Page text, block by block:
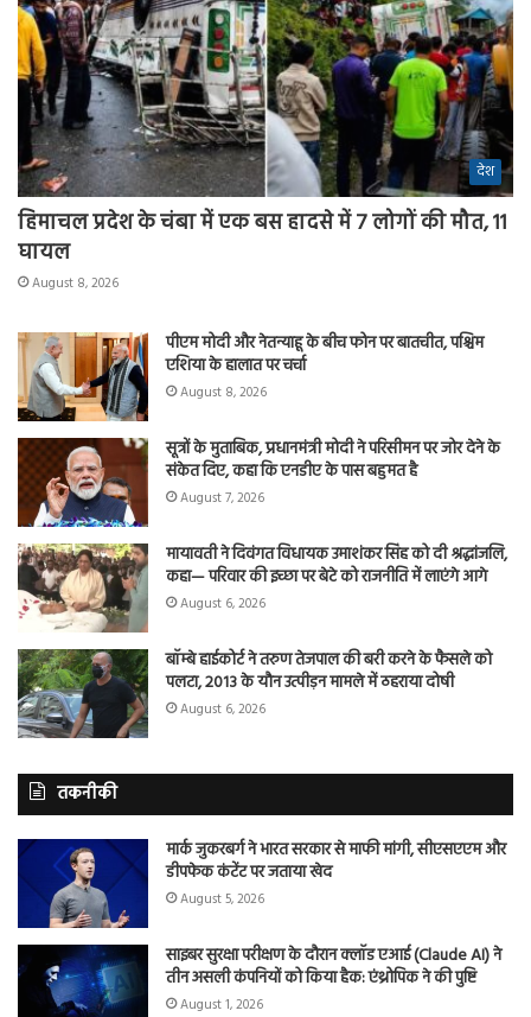
देश
हिमाचल प्रदेश के चंबा में एक बस हादसे में 7 लोगों की मौत, 11
घायल
August 8, 2026
पीएम मोदी और नेतन्याहू के बीच फोन पर बातचीत, पश्चिम
एशिया के हालात पर चर्चा
August 8, 2026
सूत्रों के मुताबिक, प्रधानमंत्री मोदी ने परिसीमन पर जोर देने के
संकेत दिए, कहा कि एनडीए के पास बहुमत है
August 7, 2026
मायावती ने दिवंगत विधायक उमाशंकर सिंह को दी श्रद्धांजलि,
कहा— परिवार की इच्छा पर बेटे को राजनीति में लाएंगे आगे
August 6, 2026
बॉम्बे हाईकोर्ट ने तरुण तेजपाल की बरी करने के फैसले को
पलटा, 2013 के यौन उत्पीड़न मामले में ठहराया दोषी
August 6, 2026
तकनीकी
मार्क जुकरबर्ग ने भारत सरकार से माफी मांगी, सीएसएएम और
डीपफेक कंटेंट पर जताया खेद
August 5, 2026
साइबर सुरक्षा परीक्षण के दौरान क्लॉड एआई (Claude AI) ने
तीन असली कंपनियों को किया हैक: एंथ्रोपिक ने की पुष्टि
August 1, 2026